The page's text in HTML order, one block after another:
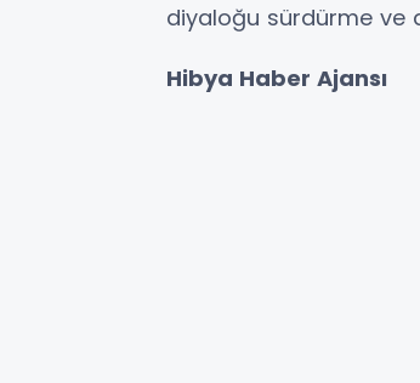
diyaloğu sürdürme ve
Hibya Haber Ajansı